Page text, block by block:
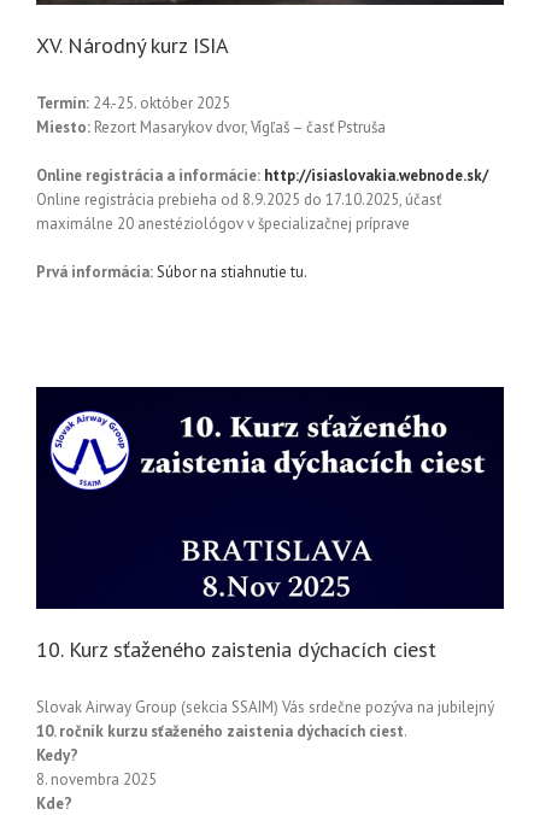
XV. Národný kurz ISIA
Termín: 24.-25. október 2025
Miesto: Rezort Masarykov dvor, Vígľaš – časť Pstruša
Online registrácia a informácie: http://isiaslovakia.webnode.sk/
Online registrácia prebieha od 8.9.2025 do 17.10.2025, účasť
maximálne 20 anestéziológov v špecializačnej príprave
Prvá informácia:Súbor na stiahnutie tu.
10. Kurz sťaženého zaistenia dýchacích ciest
Slovak Airway Group (sekcia SSAIM) Vás srdečne pozýva na jubilejný
10. ročník kurzu sťaženého zaistenia dýchacích ciest.
Kedy?
8. novembra 2025
Kde?